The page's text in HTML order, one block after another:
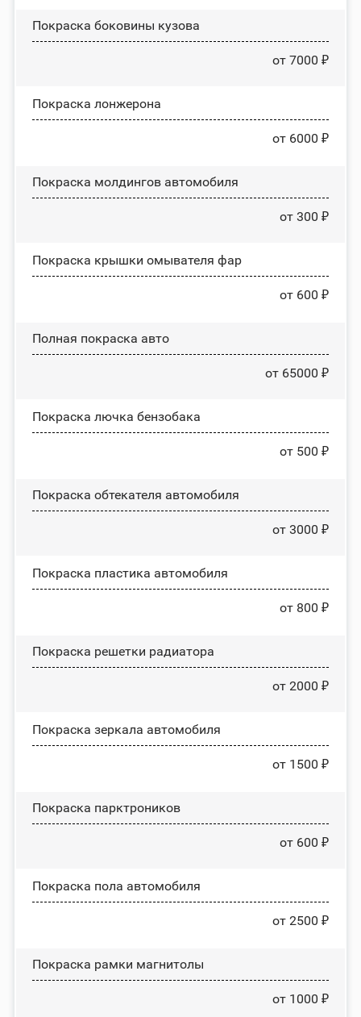
Покраска боковины кузова
от 7000 ₽
Покраска лонжерона
от 6000 ₽
Покраска молдингов автомобиля
от 300 ₽
Покраска крышки омывателя фар
от 600 ₽
Полная покраска авто
от 65000 ₽
Покраска лючка бензобака
от 500 ₽
Покраска обтекателя автомобиля
от 3000 ₽
Покраска пластика автомобиля
от 800 ₽
Покраска решетки радиатора
от 2000 ₽
Покраска зеркала автомобиля
от 1500 ₽
Покраска парктроников
от 600 ₽
Покраска пола автомобиля
от 2500 ₽
Покраска рамки магнитолы
от 1000 ₽